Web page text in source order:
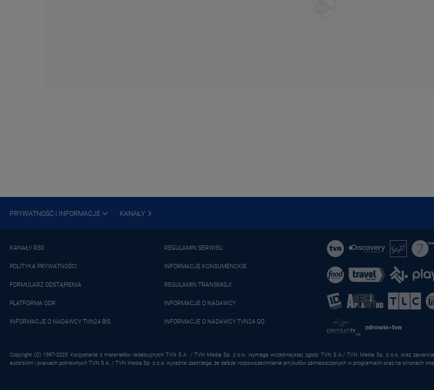
PRYWATNOŚĆ I INFORMACJE KANAŁY
KANAŁY RSS REGULAMIN SERWISU
POLITYKA PRYWATNOŚCI INFORMACJE KONSUMENCKIE
FORMULARZ ODSTĄPIENIA REGULAMIN TRANSMISJI
PLATFORMA ODR INFORMACJE O NADAWCY
INFORMACJE O NADAWCY TVN24 BIS INFORMACJE O NADAWCY TVN24 GO
Copyright (C) 1997-2025 Korzystanie z materiałów redakcyjnych TVN S.A. / TVN Media Sp. z o.o. wymaga wcześniejszej zgody TVN S.A./ TVN Media Sp. z o.o. oraz
autorskim i prawach pokrewnych TVN S.A. / TVN Media Sp. z o.o. wyraźnie zastrzega, że dalsze rozpowszechnianie artykułów zamieszczonych w programach oraz na stronach